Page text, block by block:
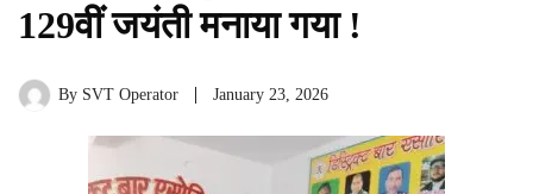
129वीं जयंती मनाया गया !
By SVT Operator January 23, 2026